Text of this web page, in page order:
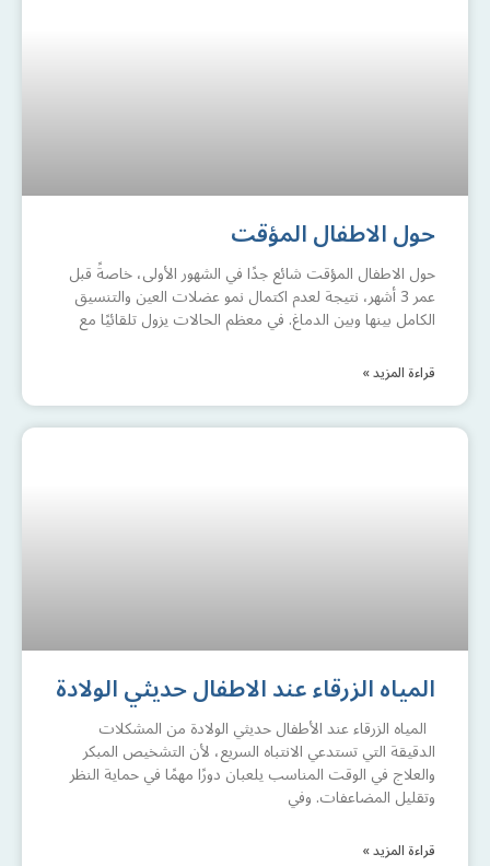
حول الاطفال المؤقت
حول الاطفال المؤقت شائع جدًا في الشهور الأولى، خاصةً قبل
عمر 3 أشهر، نتيجة لعدم اكتمال نمو عضلات العين والتنسيق
الكامل بينها وبين الدماغ. في معظم الحالات يزول تلقائيًا مع
قراءة المزيد »
المياه الزرقاء عند الاطفال حديثي الولادة
المياه الزرقاء عند الأطفال حديثي الولادة من المشكلات
الدقيقة التي تستدعي الانتباه السريع، لأن التشخيص المبكر
والعلاج في الوقت المناسب يلعبان دورًا مهمًا في حماية النظر
وتقليل المضاعفات. وفي
قراءة المزيد »